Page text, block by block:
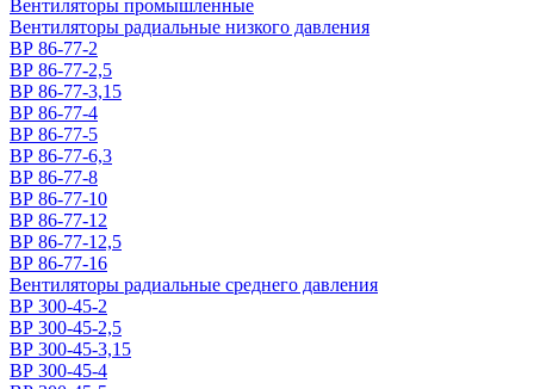
Вентиляторы промышленные
Вентиляторы радиальные низкого давления
ВР 86-77-2
ВР 86-77-2,5
ВР 86-77-3,15
ВР 86-77-4
ВР 86-77-5
ВР 86-77-6,3
ВР 86-77-8
ВР 86-77-10
ВР 86-77-12
ВР 86-77-12,5
ВР 86-77-16
Вентиляторы радиальные среднего давления
ВР 300-45-2
ВР 300-45-2,5
ВР 300-45-3,15
ВР 300-45-4